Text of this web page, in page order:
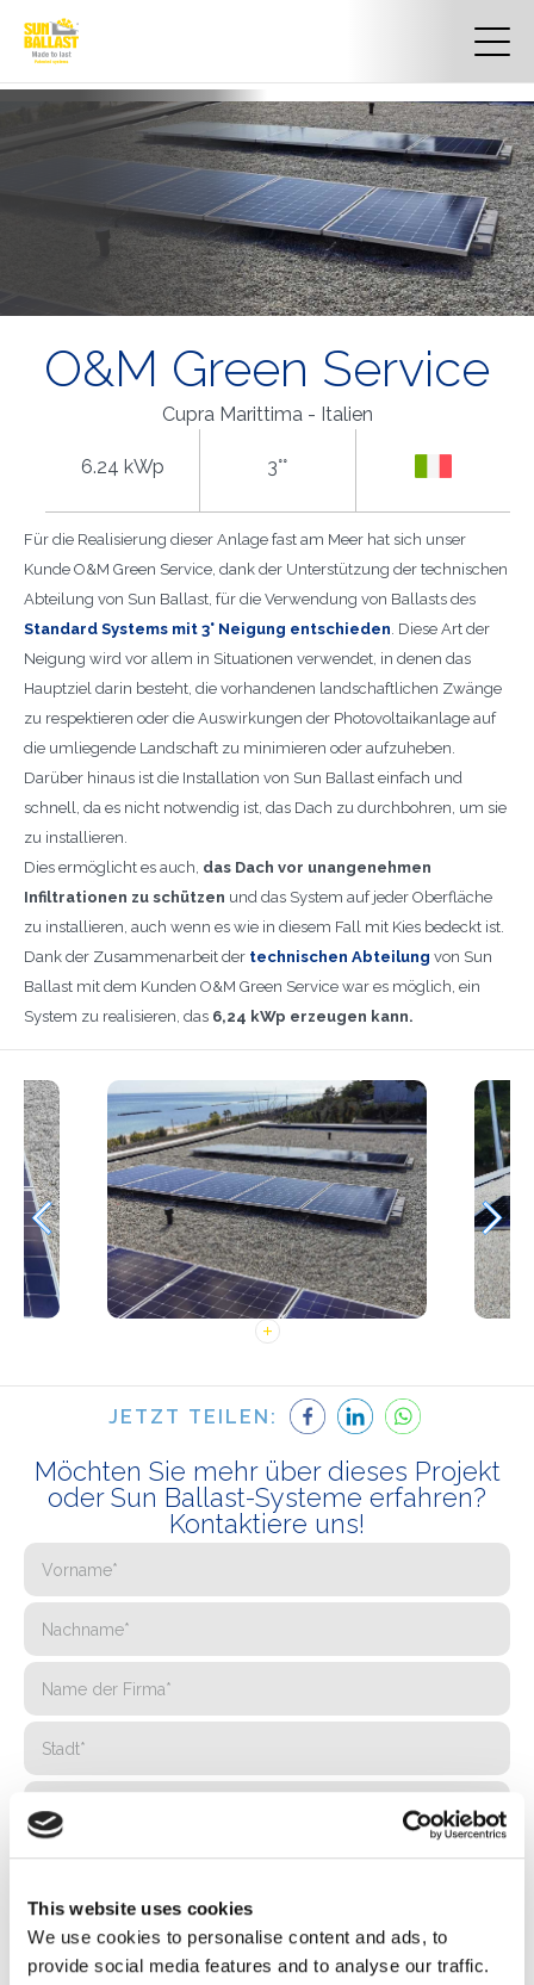
This website uses cookies
We use cookies to personalise content and ads, to
provide social media features and to analyse our traffic.
O&M Green Service
Cupra Marittima - Italien
6.24 kWp 3°°
Für die Realisierung dieser Anlage fast am Meer hat sich unser
Kunde O&M Green Service, dank der Unterstützung der technischen
Abteilung von Sun Ballast, für die Verwendung von Ballasts des
Standard Systems mit 3° Neigung entschieden. Diese Art der
Neigung wird vor allem in Situationen verwendet, in denen das
Hauptziel darin besteht, die vorhandenen landschaftlichen Zwänge
zu respektieren oder die Auswirkungen der Photovoltaikanlage auf
die umliegende Landschaft zu minimieren oder aufzuheben.
Darüber hinaus ist die Installation von Sun Ballast einfach und
schnell, da es nicht notwendig ist, das Dach zu durchbohren, um sie
zu installieren.
Dies ermöglicht es auch, das Dach vor unangenehmen
Infiltrationen zu schützen und das System auf jeder Oberfläche
zu installieren, auch wenn es wie in diesem Fall mit Kies bedeckt ist.
Dank der Zusammenarbeit der technischen Abteilung von Sun
Ballast mit dem Kunden O&M Green Service war es möglich, ein
System zu realisieren, das 6,24 kWp erzeugen kann.
JETZT TEILEN:
Möchten Sie mehr über dieses Projekt
oder Sun Ballast-Systeme erfahren?
Kontaktiere uns!